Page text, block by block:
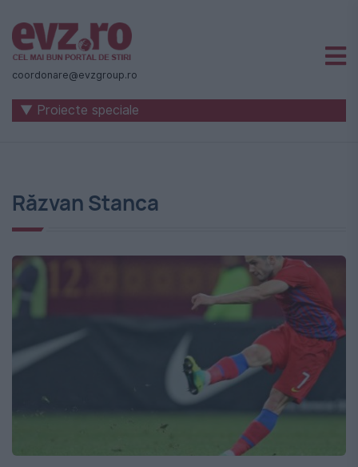
Știri
naționale
internaționale
-
Evenimentul
Zilei
coordonare@evzgroup.ro
▼ Proiecte speciale
Răzvan Stanca